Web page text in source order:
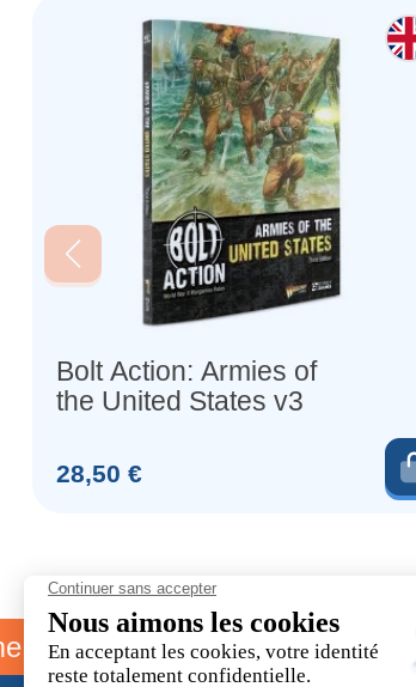
Bolt Action: Armies of
the United States v3
Prix
28,50 €
Livraison